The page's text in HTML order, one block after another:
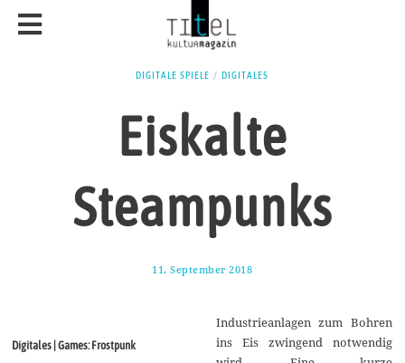
DIGITALE SPIELE / DIGITALES
Eiskalte
Steampunks
11. September 2018
e
t
Digitales | Games: Frostpunk
Industrieanlagen zum Bohren
ins Eis zwingend notwendig